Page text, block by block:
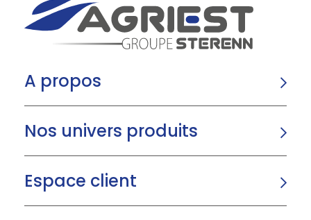
A propos
Nos univers produits
Espace client